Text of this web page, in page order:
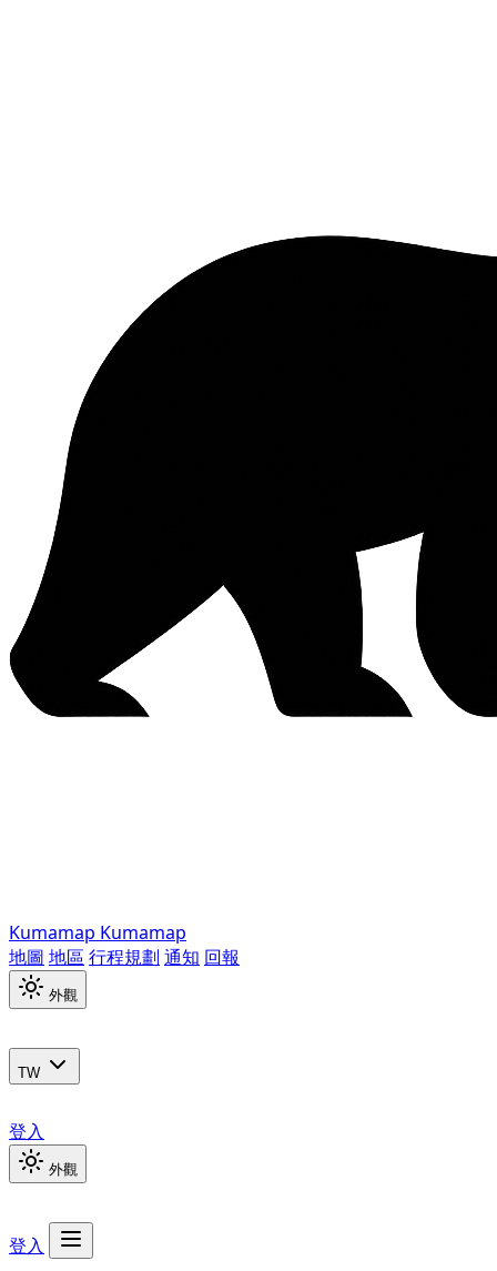
Kumamap Kumamap
地圖 地區 行程規劃 通知 回報
外觀
TW
登入
外觀
登入